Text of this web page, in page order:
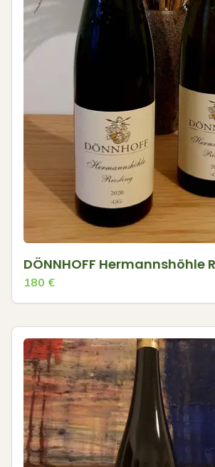
DÖNNHOFF Hermannshöhle
180 €